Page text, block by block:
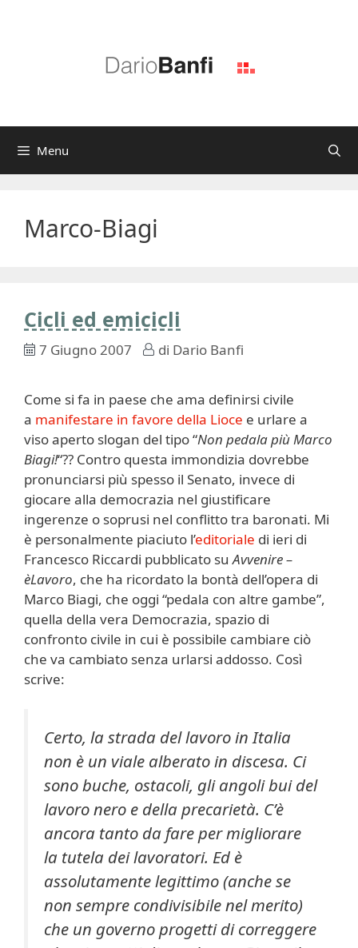
Menu
Marco-Biagi
Cicli ed emicicli
7 Giugno 2007 di Dario Banfi
Come si fa in paese che ama definirsi civile
a manifestare in favore della Lioce e urlare a
viso aperto slogan del tipo “Non pedala più Marco
Biagi!“?? Contro questa immondizia dovrebbe
pronunciarsi più spesso il Senato, invece di
giocare alla democrazia nel giustificare
ingerenze o soprusi nel conflitto tra baronati. Mi
è personalmente piaciuto l’editoriale di ieri di
Francesco Riccardi pubblicato suAvvenire –
èLavoro, che ha ricordato la bontà dell’opera di
Marco Biagi, che oggi “pedala con altre gambe”,
quella della vera Democrazia, spazio di
confronto civile in cui è possibile cambiare ciò
che va cambiato senza urlarsi addosso. Così
scrive:
Certo, la strada del lavoro in Italia
non è un viale alberato in discesa. Ci
sono buche, ostacoli, gli angoli bui del
lavoro nero e della precarietà. C’è
ancora tanto da fare per migliorare
la tutela dei lavoratori. Ed è
assolutamente legittimo (anche se
non sempre condivisibile nel merito)
che un governo progetti di correggere